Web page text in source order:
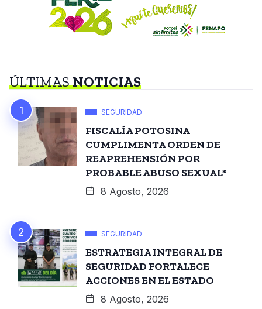
ÚLTIMASNOTICIAS
SEGURIDAD
FISCALÍA POTOSINA
CUMPLIMENTA ORDEN DE
REAPREHENSIÓN POR
PROBABLE ABUSO SEXUAL*
8 Agosto, 2026
SEGURIDAD
ESTRATEGIA INTEGRAL DE
SEGURIDAD FORTALECE
ACCIONES EN EL ESTADO
8 Agosto, 2026